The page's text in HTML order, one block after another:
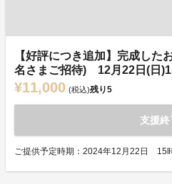
【好評につき追加】完成した
名さまご招待) 12月22日(日
¥11,000 (税込)残り5
支援終
ご提供予定時期：2024年12月22日 15